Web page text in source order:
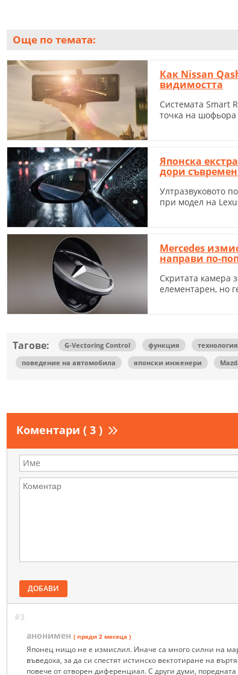
Още по темата:
Как Nissan
видимостта
Системата Smart
точка на шофьора
Японска
дори
Ултразвуковото
при модел на
Mercedes
направи по-
Скритата камера
елементарен, но
Тагове: G-Vectoring Control функция технология
поведение на автомобила
японски инженери
Коментари ( 3 )
ДОБАВИ
#3
анонимен ( преди 2 месеца )
Японец нищо не е измислил. Иначе са много силни на
въведоха, за да си спестят истинско вектотиране на
повече от отворен диференциал. С други думи,